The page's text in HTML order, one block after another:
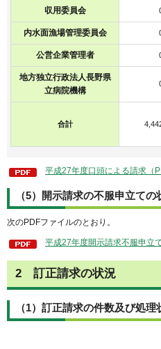
収用委員会
内水面漁場管理委員会
公営企業管理者
地方独立行政法人長野県
立病院機構
合計
平成27年度口頭による請求（
（5）開示請求の不服申立ての
次のPDFファイルのとおり。
平成27年度開示請求不服申立
2 訂正請求の状況
（1）訂正請求の件数及び処理